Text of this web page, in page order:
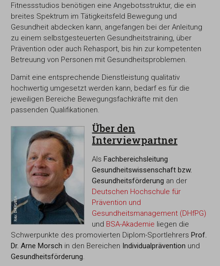
Fitnessstudios benötigen eine Angebotsstruktur, die ein
breites Spektrum im Tätigkeitsfeld Bewegung und
Gesundheit abdecken kann, angefangen bei der Anleitung
zu einem selbstgesteuerten Gesundheitstraining, über
Prävention oder auch Rehasport, bis hin zur kompetenten
Betreuung von Personen mit Gesundheitsproblemen.
Damit eine entsprechende Dienstleistung qualitativ
hochwertig umgesetzt werden kann, bedarf es für die
jeweiligen Bereiche Bewegungsfachkräfte mit den
passenden Qualifikationen.
Über den
Interviewpartner
Als Fachbereichsleitung
Gesundheitswissenschaft bzw.
Gesundheitsförderung an der
Deutschen Hochschule für
Prävention und
Gesundheitsmanagement (DHfPG)
und BSA-Akademie liegen die
Schwerpunkte des promovierten Diplom-Sportlehrers Prof.
Dr. Arne Morsch in den Bereichen Individualprävention und
Gesundheitsförderung.